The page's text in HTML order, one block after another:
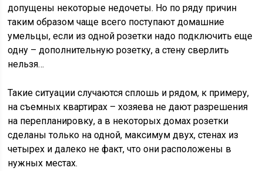
допущены некоторые недочеты. Но по ряду причин
таким образом чаще всего поступают домашние
умельцы, если из одной розетки надо подключить еще
одну – дополнительную розетку, а стену сверлить
нельзя…
Такие ситуации случаются сплошь и рядом, к примеру,
на съемных квартирах – хозяева не дают разрешения
на перепланировку, а в некоторых домах розетки
сделаны только на одной, максимум двух, стенах из
четырех и далеко не факт, что они расположены в
нужных местах.